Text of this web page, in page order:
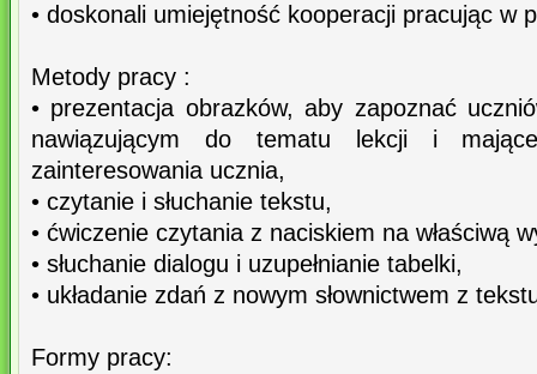
• doskonali umiejętność kooperacji pracując w
Metody pracy :
• prezentacja obrazków, aby zapoznać
nawiązującym do tematu lekcji i
zainteresowania ucznia,
• czytanie i słuchanie tekstu,
• ćwiczenie czytania z naciskiem na właściwą
• słuchanie dialogu i uzupełnianie tabelki,
• układanie zdań z nowym słownictwem z
Formy pracy: